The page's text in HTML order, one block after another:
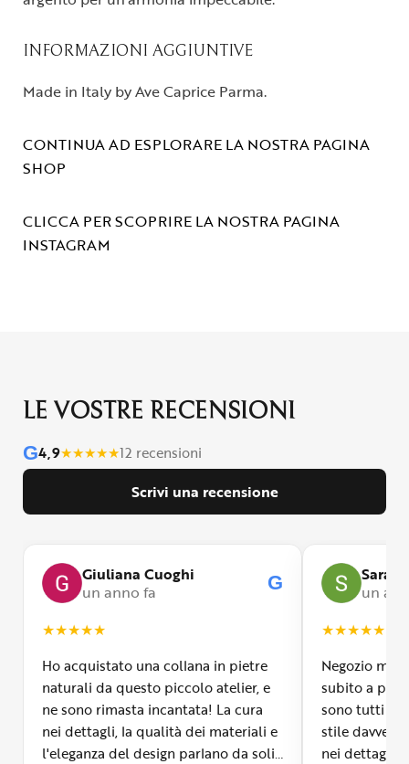
INFORMAZIONI AGGIUNTIVE
Made in Italy by Ave Caprice Parma.
CONTINUA AD ESPLORARE LA NOSTRA PAGINA
SHOP
CLICCA PER SCOPRIRE LA NOSTRA PAGINA
INSTAGRAM
LE VOSTRE RECENSIONI
G4,9★★★★★12 recensioni
Scrivi una recensione
Giuliana Cuoghi
un anno fa
G
★★★★★
Ho acquistato una collana in pietre
naturali da questo piccolo atelier, e
ne sono rimasta incantata! La cura
nei dettagli, la qualità dei materiali e
l'eleganza del design parlano da soli.
Sara
un
★★★★★
Negozio
subito a
sono tutti
stile davvero
nei dettagli,